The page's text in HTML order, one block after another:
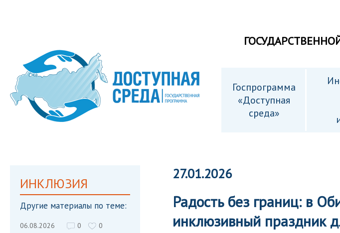
Госпрограмма
«Доступная
среда»
ИНКЛЮЗИЯ
Другие материалы по теме:
06.08.2026 0 0
27.01.2026
Радость без границ: в
инклюзивный праздник